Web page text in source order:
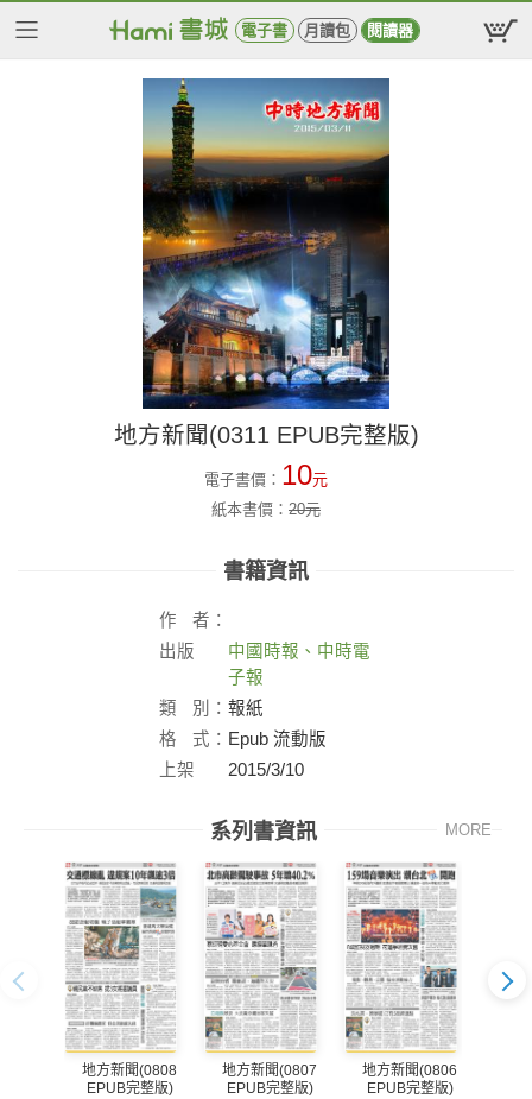
電子書 月讀包 閱讀器
地方新聞(0311 EPUB完整版)
電子書價： 10元
紙本書價： 20元
書籍資訊
作
者：
出版
中國時報、中時電
子報
類
別： 報紙
格
式： Epub 流動版
上架
2015/3/10
系列書資訊 MORE
地方新聞(0808
EPUB完整版)
地方新聞(0807
EPUB完整版)
地方新聞(0806
EPUB完整版)